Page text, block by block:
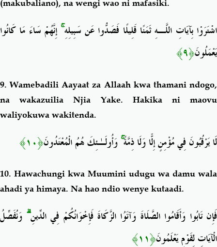
(makubaliano), na wengi wao ni mafasiki.
اشْتَرَوْا بِآيَاتِ اللَّـهِ ثَمَنًا قَلِيلًا فَصَدُّوا عَن سَبِيلِهِۚ إِنَّهُمْ سَاءَ مَا كَانُوا
يَعْمَلُونَ﴿٩﴾
9. WamebadiliAayaat za Allaah kwa thamani ndogo,
na wakazuilia Njia Yake. Hakika ni maovu
waliyokuwa wakitenda.
لَا يَرْقُبُونَ فِي مُؤْمِنٍ إِلًّا وَلَا ذِمَّةًۚوَأُولَـٰئِكَ هُمُ الْمُعْتَدُونَ﴿١٠﴾
10. Hawachungi kwa Muumini udugu wa damu wala
ahadi ya himaya. Na hao ndio wenye kutaadi.
فَإِن تَابُوا وَأَقَامُوا الصَّلَاةَ وَآتَوُا الزَّكَاةَ فَإِخْوَانُكُمْ فِي الدِّينِۗ وَنُفَصِّلُ
الْآيَاتِ لِقَوْمٍ يَعْلَمُونَ﴿١١﴾